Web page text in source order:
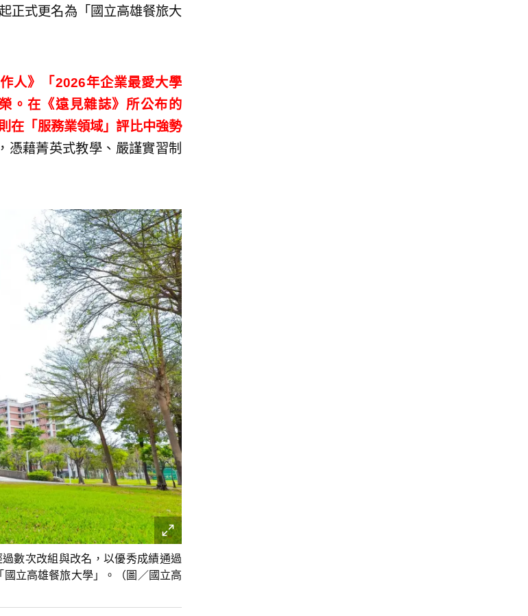
正式更名為「國立高雄餐旅大
人》「2026年企業最愛大學
。在《遠見雜誌》所公布的
在「服務業領域」評比中強勢
憑藉菁英式教學、嚴謹實習制
數次改組與改名，以優秀成績通過
立高雄餐旅大學」。（圖／國立高